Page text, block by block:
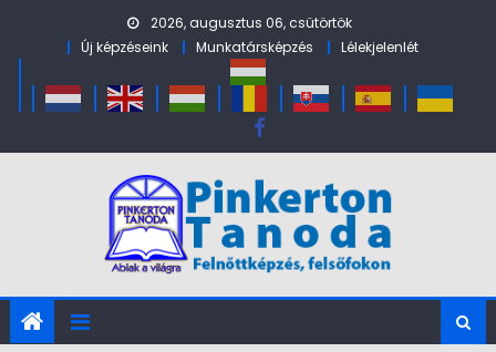
2026, augusztus 06, csütörtök
Új képzéseink
Munkatársképzés Lélekjelenlét